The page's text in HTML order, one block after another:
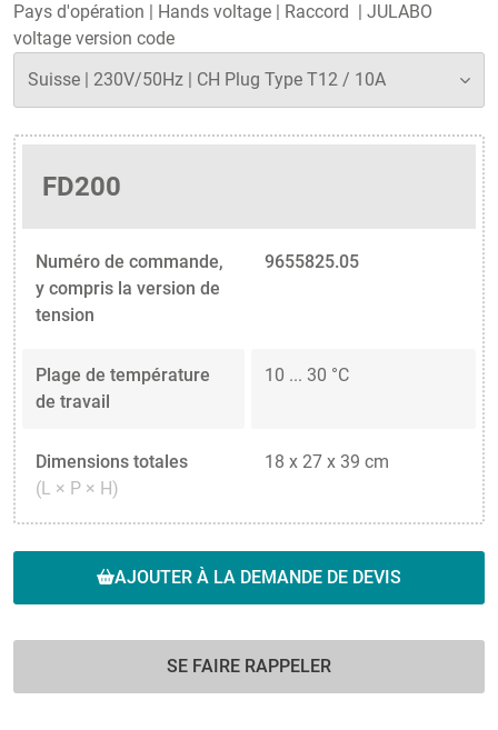
Pays d'opération Hands voltage Raccord
JULABO
voltage version code
FD200
Numéro de commande,
y compris la version de
tension
9655825.05
Plage de température
de travail
10 ... 30 °C
Dimensions totales
(L × P × H)
18 x 27 x 39 cm
AJOUTER À LA DEMANDE DE DEVIS
SE FAIRE RAPPELER